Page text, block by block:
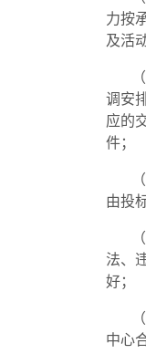
力按
及活
调安
应的
件；
由投
法、
好；
中心